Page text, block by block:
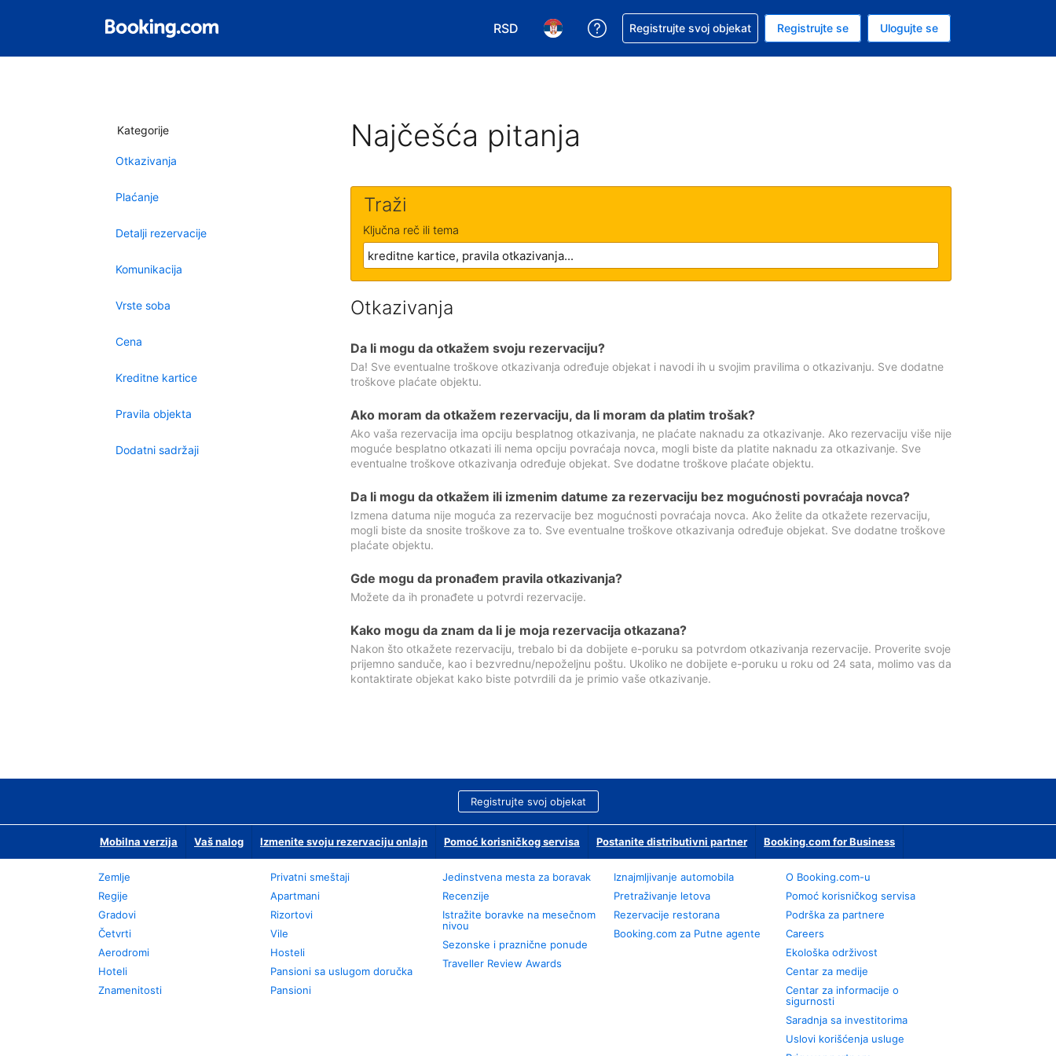
RSD
Izaberite valutu. Vaša trenutna valuta je dinar
Izaberite jezik. Vaš trenutni jezik je Srpskom
Zatražite pomoć u vezi sa rezervacijom
Registrujte svoj objekat Registrujte se Ulogujte se
Kategorije
Otkazivanja
Plaćanje
Detalji rezervacije
Komunikacija
Vrste soba
Cena
Kreditne kartice
Pravila objekta
Dodatni sadržaji
Najčešća pitanja
Traži
Ključna reč ili tema
Otkazivanja
Da li mogu da otkažem svoju rezervaciju?
Da! Sve eventualne troškove otkazivanja određuje objekat i navodi ih u svojim pravilima o otkazivanju. Sve dodatne
troškove plaćate objektu.
Ako moram da otkažem rezervaciju, da li moram da platim trošak?
Ako vaša rezervacija ima opciju besplatnog otkazivanja, ne plaćate naknadu za otkazivanje. Ako rezervaciju više nije
moguće besplatno otkazati ili nema opciju povraćaja novca, mogli biste da platite naknadu za otkazivanje. Sve
eventualne troškove otkazivanja određuje objekat. Sve dodatne troškove plaćate objektu.
Da li mogu da otkažem ili izmenim datume za rezervaciju bez mogućnosti povraćaja novca?
Izmena datuma nije moguća za rezervacije bez mogućnosti povraćaja novca. Ako želite da otkažete rezervaciju,
mogli biste da snosite troškove za to. Sve eventualne troškove otkazivanja određuje objekat. Sve dodatne troškove
plaćate objektu.
Gde mogu da pronađem pravila otkazivanja?
Možete da ih pronađete u potvrdi rezervacije.
Kako mogu da znam da li je moja rezervacija otkazana?
Nakon što otkažete rezervaciju, trebalo bi da dobijete e-poruku sa potvrdom otkazivanja rezervacije. Proverite svoje
prijemno sanduče, kao i bezvrednu/nepoželjnu poštu. Ukoliko ne dobijete e-poruku u roku od 24 sata, molimo vas da
kontaktirate objekat kako biste potvrdili da je primio vaše otkazivanje.
Registrujte svoj objekat
Mobilna verzija Vaš nalog Izmenite svoju rezervaciju onlajn Pomoć korisničkog servisa Postanite distributivni partner Booking.com for Business
Zemlje
Regije
Gradovi
Četvrti
Aerodromi
Hoteli
Znamenitosti
Privatni smeštaji
Apartmani
Rizortovi
Vile
Hosteli
Pansioni sa uslugom doručka
Pansioni
Jedinstvena mesta za boravak
Recenzije
Istražite boravke na mesečnom
nivou
Sezonske i praznične ponude
Traveller Review Awards
Iznajmljivanje automobila
Pretraživanje letova
Rezervacije restorana
Booking.com za Putne agente
О Booking.com-u
Pomoć korisničkog servisa
Podrška za partnere
Careers
Ekološka održivost
Centar za medije
Centar za informacije o
sigurnosti
Saradnja sa investitorima
Uslovi korišćenja usluge